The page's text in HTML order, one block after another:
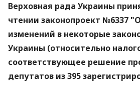
Верховная рада Украины
чтении законопроект №6337
изменений в некоторые
Украины (относительно
соответствующее решение
депутатов из 395